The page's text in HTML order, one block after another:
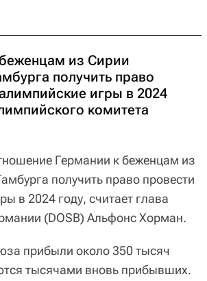
из Сирии
получить право
игры в 2024
комитета
Германии к беженцам из
получить право провести
в 2024 году, считает глава
(DOSB) Альфонс Хорман.
прибыли около 350 тысяч
тысячами вновь прибывших.